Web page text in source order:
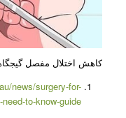
کاهش اختلال مفصل
news/surgery-for-
to-know-guide/